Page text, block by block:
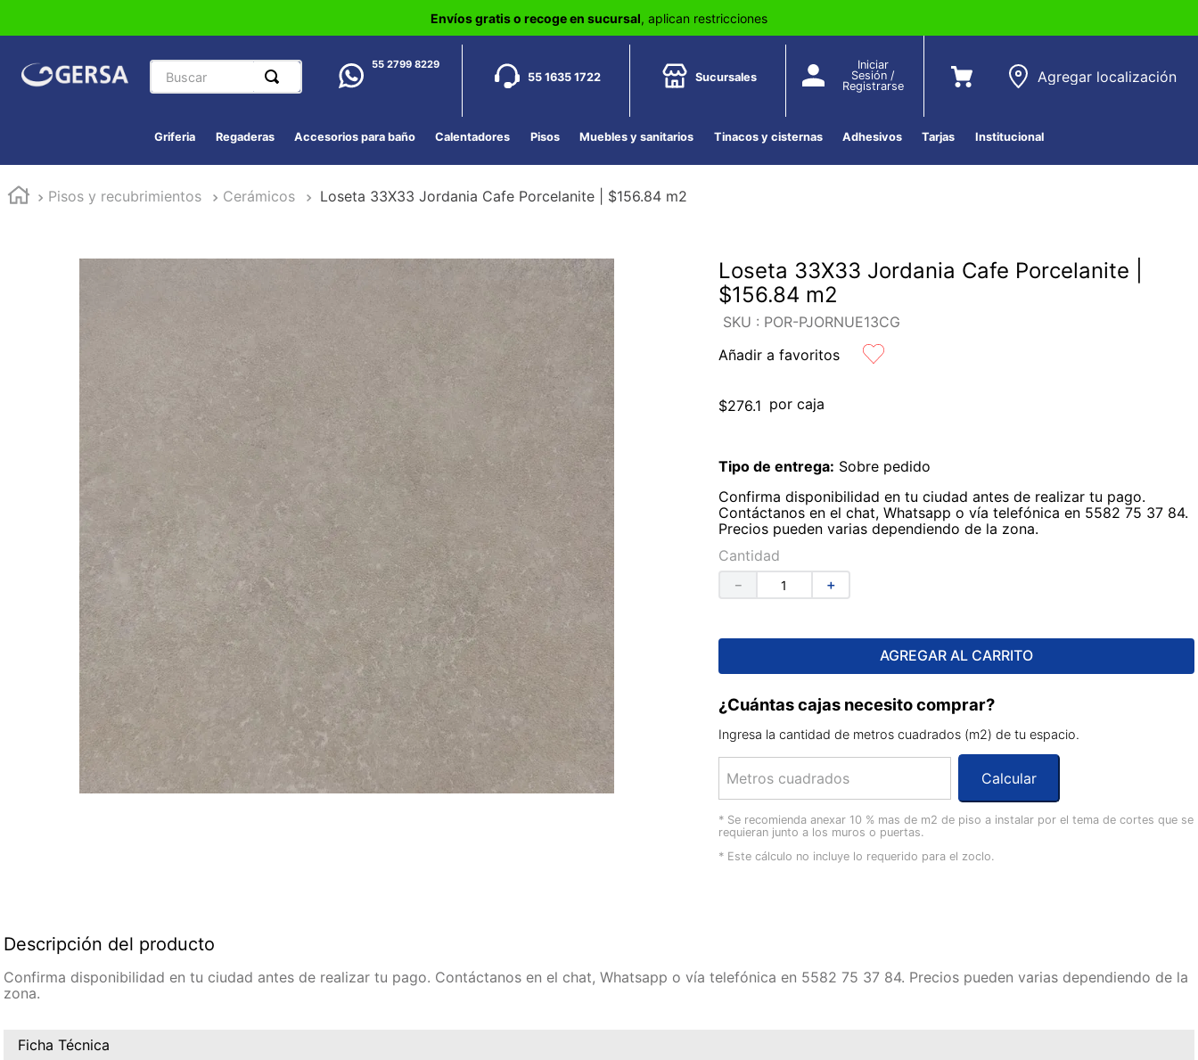
Envíos gratis o recoge en sucursal, aplican restricciones
Buscar 55 2799 8229
55 1635 1722 Sucursales
Iniciar
Sesión /
Registrarse
Agregar localización
Griferia Regaderas Accesorios para baño Calentadores Pisos Muebles y sanitarios Tinacos y cisternas Adhesivos Tarjas Institucional
Pisos y recubrimientos Cerámicos Loseta 33X33 Jordania Cafe Porcelanite | $156.84 m2
Loseta 33X33 Jordania Cafe Porcelanite |
$156.84 m2
: POR-PJORNUE13CG
Añadir a favoritos
$276.1 por caja
Tipo de entrega: Sobre pedido
Confirma disponibilidad en tu ciudad antes de realizar tu pago.
Contáctanos en el chat, Whatsapp o vía telefónica en 5582 75 37 84.
Precios pueden varias dependiendo de la zona.
Cantidad
＋
－
AGREGAR AL CARRITO
¿Cuántas cajas necesito comprar?
Ingresa la cantidad de metros cuadrados (m2) de tu espacio.
Calcular
* Se recomienda anexar 10 % mas de m2 de piso a instalar por el tema de cortes que se
requieran junto a los muros o puertas.
* Este cálculo no incluye lo requerido para el zoclo.
Descripción del producto
Confirma disponibilidad en tu ciudad antes de realizar tu pago. Contáctanos en el chat, Whatsapp o vía telefónica en 5582 75 37 84. Precios pueden varias dependiendo de la
zona.
Ficha Técnica